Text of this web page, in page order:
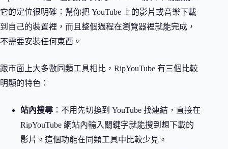
它的定位很明確：幫你把 YouTube 上的影片或音樂下載
到自己的裝置裡，而且整個過程在瀏覽器裡就能完成，
不需要安裝任何東西。
跟市面上大多數同類工具相比，RipYouTube 有三個比較
明顯的特色：
站內搜尋 ：不用先切換到 YouTube 找連結，直接在
RipYouTube 網站內輸入關鍵字就能搜到想下載的
影片。這個功能在同類工具中比較少見。